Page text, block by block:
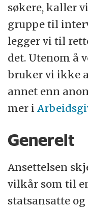
søkere, kaller
gruppe til
legger vi til
det. Utenom å
bruker vi ikke
annet enn
mer i
Generelt
Ansettelsen
vilkår som til
statsansatte